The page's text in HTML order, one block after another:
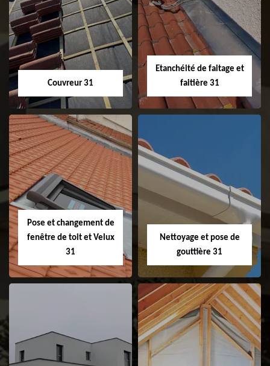
Couvreur 31
Couvreur 31
Etanchéité de faitage et
faitière 31
Etanchéité de
faitage et faitière
31
Pose et changement de
fenêtre de toit et Velux
31
Pose et
changement de
Nettoyage et pose de
gouttière 31
Nettoyage et pose